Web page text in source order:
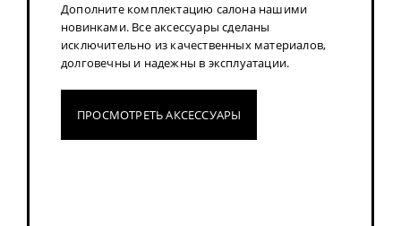
Дополните комплектацию салона нашими
новинками. Все аксессуары сделаны
исключительно из качественных материалов,
долговечны и надежны в эксплуатации.
ПРОСМОТРЕТЬ АКСЕССУАРЫ